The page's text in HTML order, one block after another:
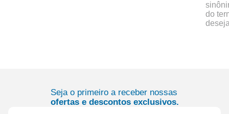
do
Seja o primeiro a receber nossas
ofertas e descontos exclusivos.